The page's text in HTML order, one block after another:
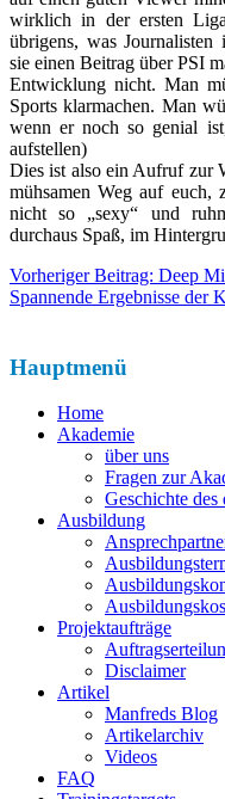
wirklich in der ersten
übrigens, was Journalisten
sie einen Beitrag über PSI
Entwicklung nicht. Man
Sports klarmachen. Man
wenn er noch so genial
aufstellen)
Dies ist also ein Aufruf zur
mühsamen Weg auf euch,
nicht so „sexy“ und
durchaus Spaß, im
Vorheriger Beitrag: Deep
Spannende Ergebnisse der
Hauptmenü
Home
Akademie
über uns
Fragen zur
Geschichte
Ausbildung
Projektaufträge
Disclaimer
Artikel
Manfreds Blog
Artikelarchiv
Videos
FAQ